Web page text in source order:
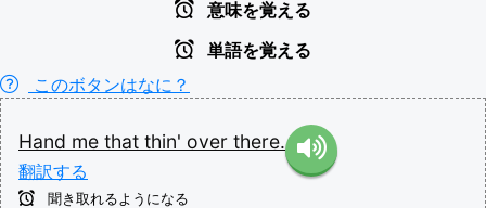
意味を覚える
単語を覚える
このボタンはなに？
Hand me that thin' over there.
翻訳する
聞き取れるようになる